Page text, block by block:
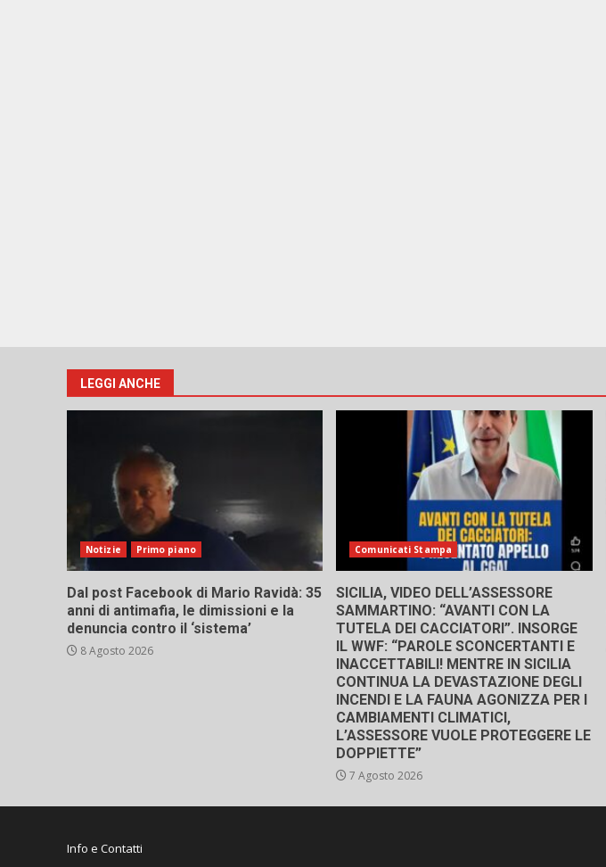
LEGGI ANCHE
Notizie Primo piano
Dal post Facebook di Mario Ravidà: 35
anni di antimafia, le dimissioni e la
denuncia contro il ‘sistema’
8 Agosto 2026
Comunicati Stampa
SICILIA, VIDEO DELL’ASSESSORE
SAMMARTINO: “AVANTI CON LA
TUTELA DEI CACCIATORI”. INSORGE
IL WWF: “PAROLE SCONCERTANTI E
INACCETTABILI! MENTRE IN SICILIA
CONTINUA LA DEVASTAZIONE DEGLI
INCENDI E LA FAUNA AGONIZZA PER I
CAMBIAMENTI CLIMATICI,
L’ASSESSORE VUOLE PROTEGGERE LE
DOPPIETTE”
7 Agosto 2026
Info e Contatti